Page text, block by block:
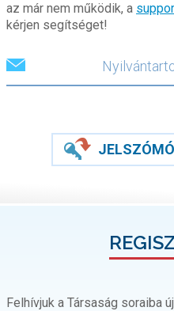
az már nem működik, a
kérjen segítséget!
Felhívjuk a Társaság soraiba